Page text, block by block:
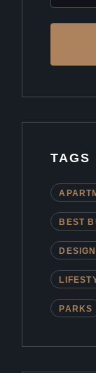
TAGS
BEST
DESIGN
PARKS